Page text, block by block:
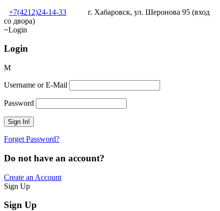
+7(4212)24-14-33
г. Хабаровск, ул. Шеронова 95 (вход
со двора)
Login
Login
Username or E-Mail
Password
Forget Password?
Do not have an account?
Create an Account
Sign Up
Sign Up